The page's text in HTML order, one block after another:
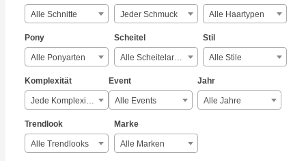
Alle Schnitte Jeder Schmuck Alle Haartypen
Pony
Alle Ponyarten
Scheitel
Alle Scheitelarten
Stil
Alle Stile
Komplexität
Jede Komplexität
Event
Alle Events
Jahr
Alle Jahre
Trendlook
Alle Trendlooks
Marke
Alle Marken